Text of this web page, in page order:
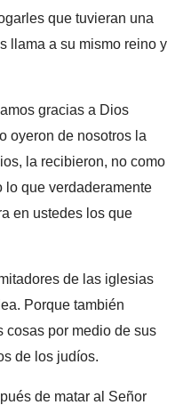
que tuvieran una
llama a su mismo reino y
gracias a Dios
oyeron de nosotros la
la recibieron, no como
lo que verdaderamente
en ustedes los que
de las iglesias
Porque también
cosas por medio de sus
de los judíos.
de matar al Señor